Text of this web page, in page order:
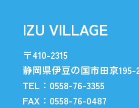
IZU VILLAGE
〒410-2315
静岡県伊豆の国市田京195-
TEL：0558-
FAX：0558-76-0487